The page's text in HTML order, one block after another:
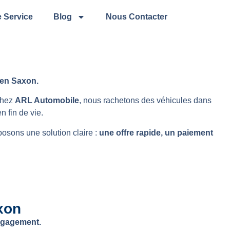
Service Blog Nous Contacter
Saxon.
ARL Automobile, nous rachetons des véhicules dans
fin de vie.
une solution claire : une offre rapide, un paiement